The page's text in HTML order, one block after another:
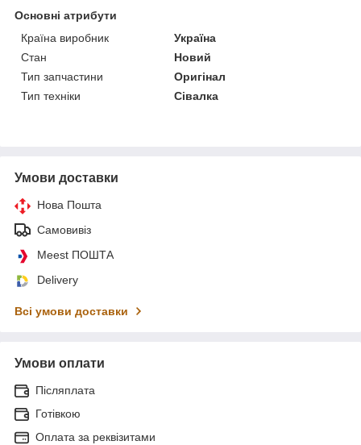
Основні атрибути
Країна виробник
Україна
Стан
Новий
Тип запчастини
Оригінал
Тип техніки
Сівалка
Умови доставки
Нова Пошта
Самовивіз
Meest ПОШТА
Delivery
Всі умови доставки
Умови оплати
Післяплата
Готівкою
Оплата за реквізитами